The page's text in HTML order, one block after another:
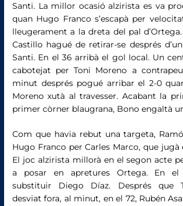
Santi. La millor ocasió alzirista es va
quan Hugo Franco s’escapà per
lleugerament a la dreta del pal
Castillo hagué de retirar-se després
Santi. En el 36 arribà el gol local. Un
cabotejat per Toni Moreno a contrapeu
minut després pogué arribar el 2-0
Moreno xutà al travesser. Acabant la
primer còrner blaugrana, Bono engaltà
Com que havia rebut una targeta,
Hugo Franco per Carles Marco, que jugà
El joc alzirista millorà en el segon acte
a posar en apretures Ortega. En el
substituir Diego Díaz. Després que
desviat fora, al minut, en el 72, Rubén